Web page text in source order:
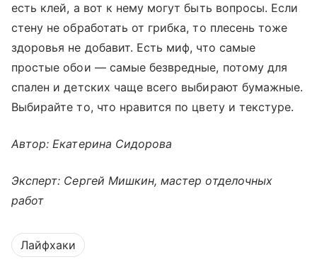
есть клей, а вот к нему могут быть вопросы. Если
стену не обработать от грибка, то плесень тоже
здоровья не добавит. Есть миф, что самые
простые обои — самые безвредные, потому для
спален и детских чаще всего выбирают бумажные.
Выбирайте то, что нравится по цвету и текстуре.
Автор: Екатерина Сидорова
Эксперт: Сергей Мишкин, мастер отделочных
работ
Лайфхаки